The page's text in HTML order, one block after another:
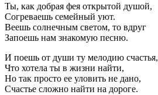
Ты, как добрая фея открытой душой,
Согреваешь семейный уют.
Веешь солнечным светом, то вдруг
Запоешь нам знакомую песню.
И поешь от души ту мелодию счастья,
Что хотела ты в жизни найти,
Но так просто ее уловить не дано,
Счастье сложно найти на дороге.